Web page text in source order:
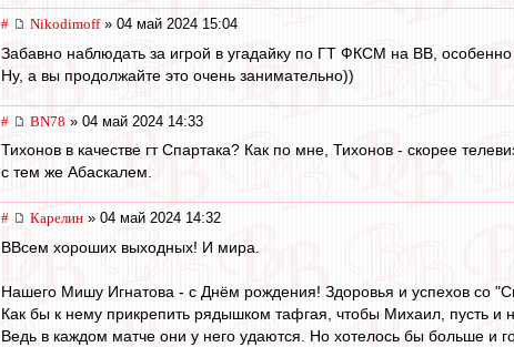
# Nikodimoff» 04 май 2024 15:04
Забавно наблюдать за игрой в угадайку по ГТ ФКСМ на ВВ,
Ну, а вы продолжайте это очень занимательно))
# BN78 » 04 май 2024 14:33
Тихонов в качестве гт Спартака? Как по мне, Тихонов - скорее
с тем же Абаскалем.
# Карелин » 04 май 2024 14:32
ВВсем хороших выходных! И мира.
Нашего Мишу Игнатова - с Днём рождения! Здоровья и успехов со
Как бы к нему прикрепить рядышком тафгая, чтобы Михаил, пусть
Ведь в каждом матче они у него удаются. Но хотелось бы больше и